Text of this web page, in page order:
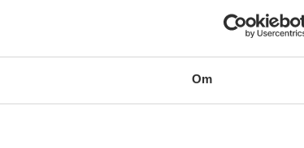
Om
och-hedesunda-sa-vill-mp-satsa-